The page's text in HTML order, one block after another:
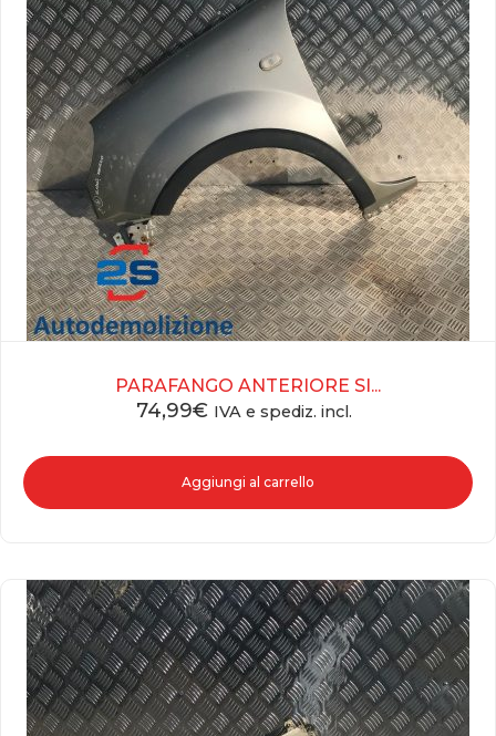
PARAFANGO ANTERIORE SI...
74,99€ IVA e spediz. incl.
Aggiungi al carrello